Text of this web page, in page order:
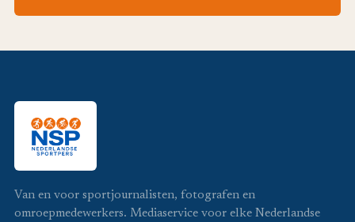
Van en voor sportjournalisten, fotografen en
omroepmedewerkers. Mediaservice voor elke Nederlandse